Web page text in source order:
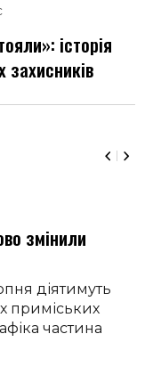
історія
захисників
змінили
діятимуть
приміських
частина